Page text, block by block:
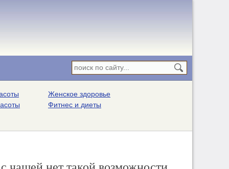
Женское здоровье
Фитнес и диеты